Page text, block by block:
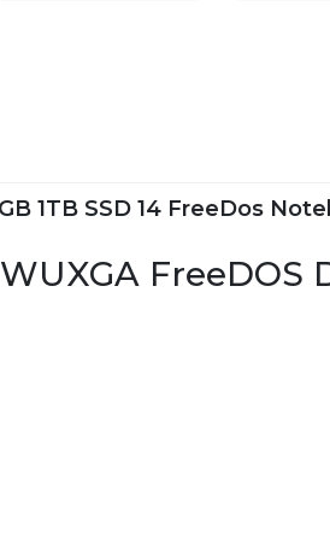
1TB SSD 14 FreeDos
FreeDOS